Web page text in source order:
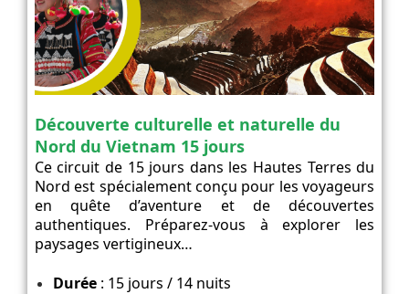
Découverte culturelle et naturelle du
Nord du Vietnam 15 jours
Ce circuit de 15 jours dans les Hautes Terres du
Nord est spécialement conçu pour les voyageurs
en quête d’aventure et de découvertes
authentiques. Préparez-vous à explorer les
paysages vertigineux…
Durée: 15 jours / 14 nuits